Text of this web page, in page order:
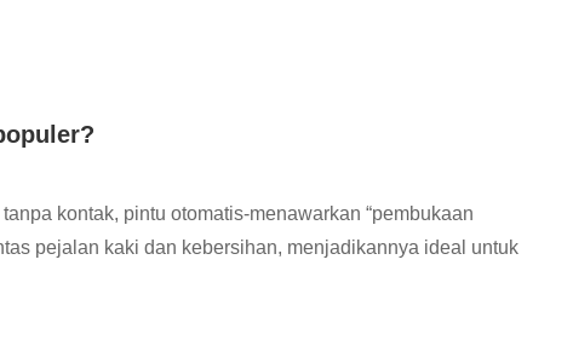
kontak, pintu otomatis-menawarkan “pembukaan
pejalan kaki dan kebersihan, menjadikannya ideal untuk